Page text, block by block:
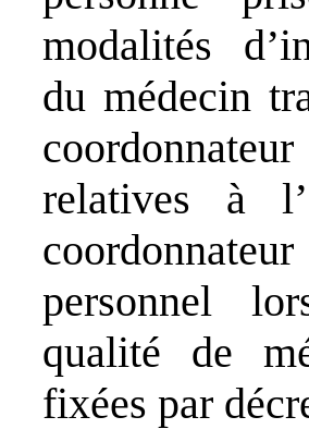
modalités
du médecin
relatives à
personnel
qualité de
fixées par